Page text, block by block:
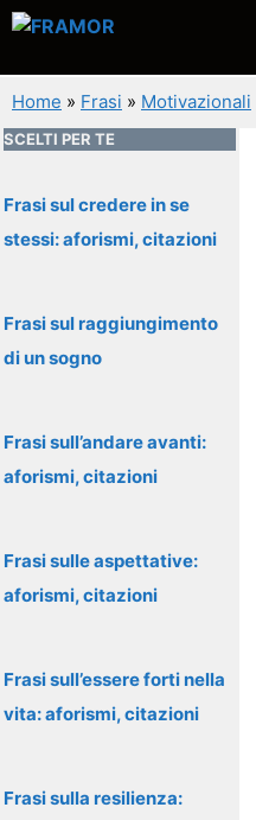
Vai
contenuto
Home » Frasi » Motivazionali
SCELTI PER TE
Frasi sul credere in se
stessi: aforismi, citazioni
Frasi sul raggiungimento
di un sogno
Frasi sull’andare avanti:
aforismi, citazioni
Frasi sulle aspettative:
aforismi, citazioni
Frasi sull’essere forti nella
vita: aforismi, citazioni
Frasi sulla resilienza: